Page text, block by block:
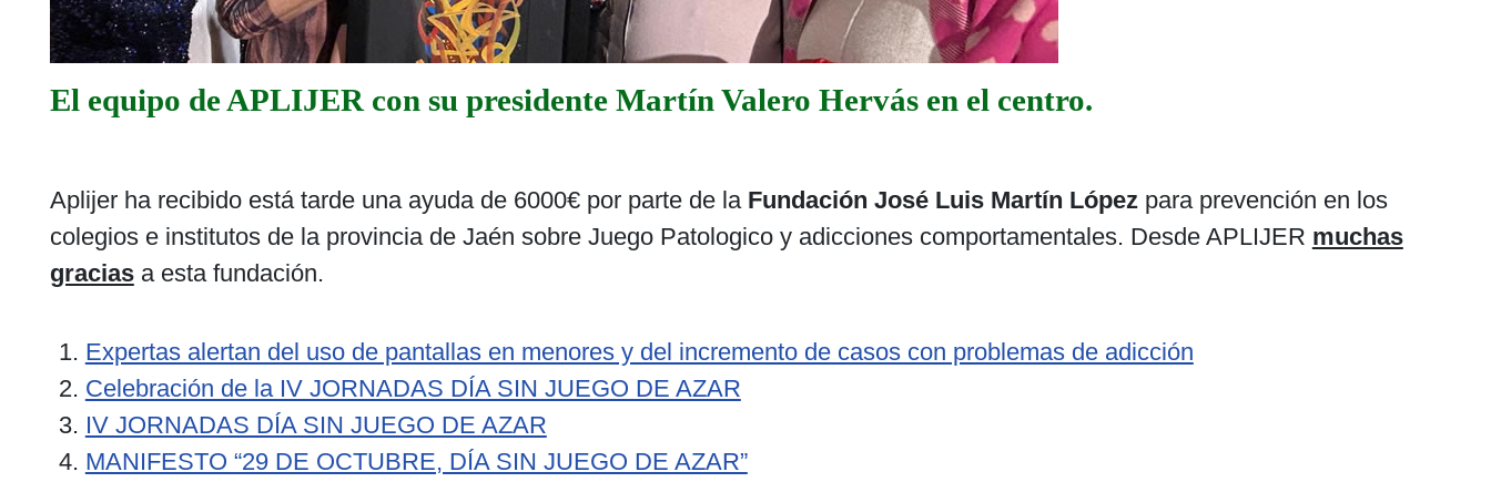
El equipo de APLIJER con su presidente Martín Valero Hervás en el centro.
Aplijer ha recibido está tarde una ayuda de 6000€ por parte de la Fundación José Luis Martín Lópezpara prevención en los
colegios e institutos de la provincia de Jaén sobre Juego Patologico y adicciones comportamentales. Desde APLIJER muchas
graciasa esta fundación.
Expertas alertan del uso de pantallas en menores y del incremento de casos con problemas de adicción
Celebración de la IV JORNADAS DÍA SIN JUEGO DE AZAR
IV JORNADAS DÍA SIN JUEGO DE AZAR
MANIFESTO “29 DE OCTUBRE, DÍA SIN JUEGO DE AZAR”